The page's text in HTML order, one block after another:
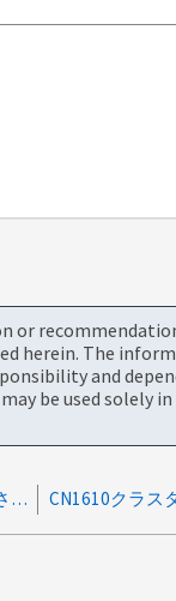
or
herein. The
and
be used solely
「Low number of spare disks」健全性チェックで使用されるホット スペア ディスクの基準は何ですか?